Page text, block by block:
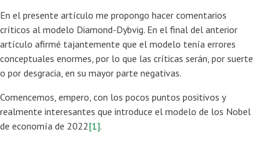
En el presente artículo me propongo hacer comentarios
críticos al modelo Diamond-Dybvig. En el final del anterior
artículo afirmé tajantemente que el modelo tenía errores
conceptuales enormes, por lo que las críticas serán, por suerte
o por desgracia, en su mayor parte negativas.
Comencemos, empero, con los pocos puntos positivos y
realmente interesantes que introduce el modelo de los Nobel
de economía de 2022[1].